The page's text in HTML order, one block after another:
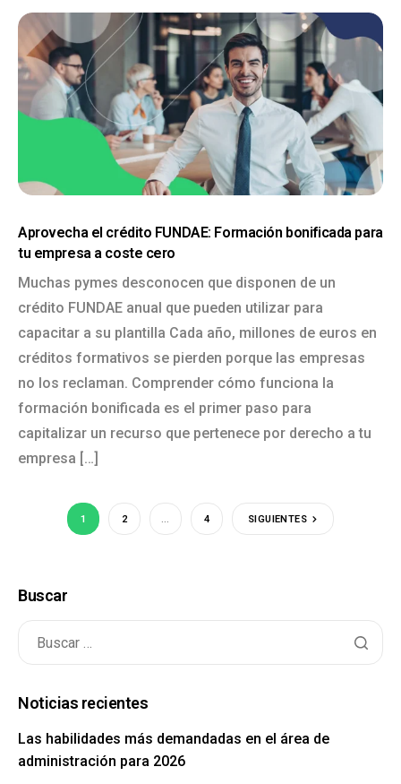
Aprovecha el crédito FUNDAE: Formación bonificada para
tu empresa a coste cero
Muchas pymes desconocen que disponen de un
crédito FUNDAE anual que pueden utilizar para
capacitar a su plantilla Cada año, millones de euros en
créditos formativos se pierden porque las empresas
no los reclaman. Comprender cómo funciona la
formación bonificada es el primer paso para
capitalizar un recurso que pertenece por derecho a tu
empresa […]
1 2 4 SIGUIENTES
Buscar
Noticias recientes
Las habilidades más demandadas en el área de
administración para 2026